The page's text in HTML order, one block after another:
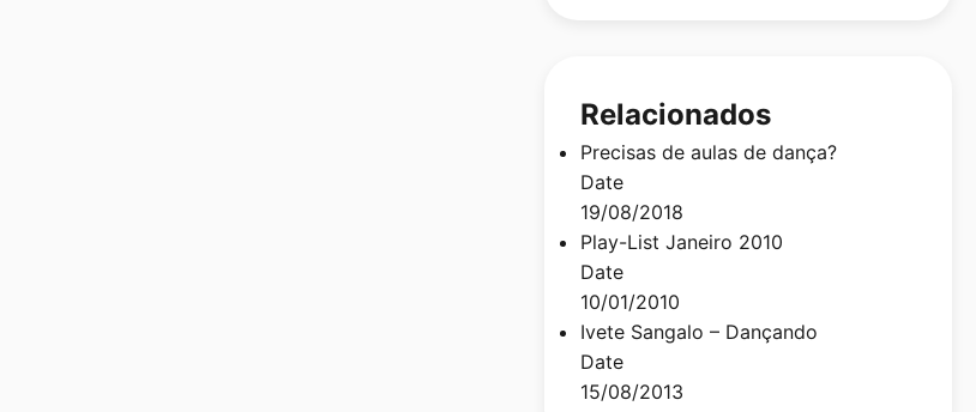
Relacionados
Precisas de aulas de dança?
Date
19/08/2018
Play-List Janeiro 2010
Date
10/01/2010
Ivete Sangalo – Dançando
Date
15/08/2013